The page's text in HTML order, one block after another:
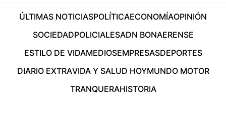
ÚLTIMAS NOTICIASPOLÍTICAECONOMÍAOPINIÓN
SOCIEDADPOLICIALESADN BONAERENSE
ESTILO DE VIDAMEDIOSEMPRESASDEPORTES
DIARIO EXTRAVIDA Y SALUD HOYMUNDO MOTOR
TRANQUERAHISTORIA